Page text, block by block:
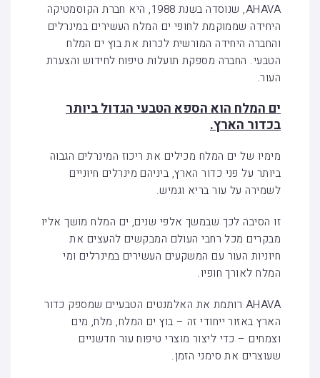
AHAVA, שנוסדה בשנת 1988, היא חברת הקוסמטיקה
היחידה שממוקמת לחופי ים המלח העשירים במינרלים
והחברה היחידה המורשית לכרות את בוץ ים המלח
הטבעי. החברה מספקת תועלות טיפוח לחידוש והצערת
העור.
ים המלח הוא הספא הטבעי הגדול ביותר
בכדור הארץ.
מימיו של ים המלח מכילים את ריכוז המינרלים הגבוה
ביותר על פני כדור הארץ, ביניהם מינרלים חיוניים
לשמירה על עור בריא וגמיש.
זו הסיבה לכך שבמשך אלפי שנים, ים המלח מושך אליו
מבקרים מכל רחבי העולם המבקשים להעצים את
חיוניות העור עם המשקעים העשירים במינרלים ומי
המלח לאורך חופיו.
AHAVA רותמת את האלמנטים הטבעיים שמספק כדור
הארץ באזור ייחודי זה – בוץ ים המלח, מלח, מים
וצמחים – כדי ליצור מוצרי טיפוח עור חדשניים
שעוצרים את סימני הזמן.